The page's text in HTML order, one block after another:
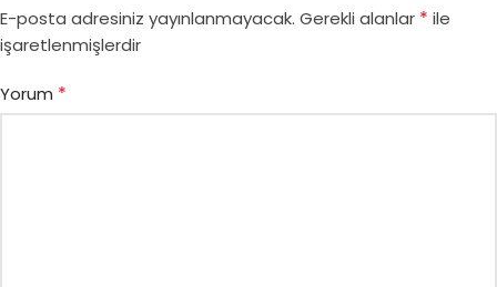
E-posta adresiniz yayınlanmayacak. Gerekli alanlar * ile
işaretlenmişlerdir
Yorum *